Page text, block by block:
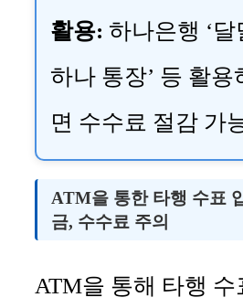
활용: 하나은행 ‘달
하나 통장’ 등 활용
면 수수료 절감 가
ATM을 통한 타행 수표
금, 수수료 주의
ATM을 통해 타행 수